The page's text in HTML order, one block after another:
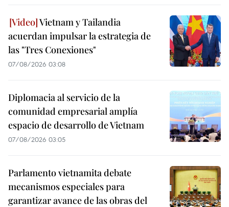
Vietnam y Tailandia
acuerdan impulsar la estrategia de
las "Tres Conexiones"
07/08/2026 03:08
Diplomacia al servicio de la
comunidad empresarial amplía
espacio de desarrollo de Vietnam
07/08/2026 03:05
Parlamento vietnamita debate
mecanismos especiales para
garantizar avance de las obras del